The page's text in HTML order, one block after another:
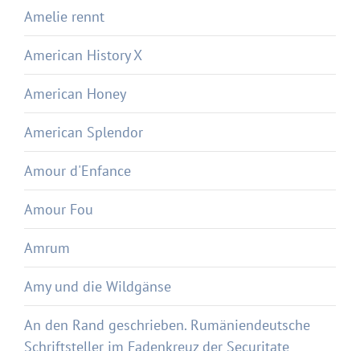
Amelie rennt
American History X
American Honey
American Splendor
Amour d'Enfance
Amour Fou
Amrum
Amy und die Wildgänse
An den Rand geschrieben. Rumäniendeutsche
Schriftsteller im Fadenkreuz der Securitate